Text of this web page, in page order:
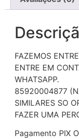
FAZEMOS
ENTRE EM
WHATSAPP.
85920004877
SIMILARES SO
FAZER UMA
Pagamento PIX